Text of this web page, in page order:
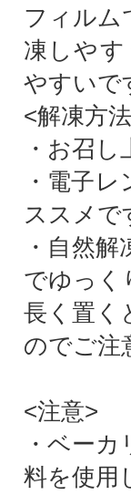
フィルム
凍しや
やすいで
<解凍方
・お召
・電子
ススメで
・自然
でゆっく
長く置く
のでご注
<注意>
・ベー
料を使用